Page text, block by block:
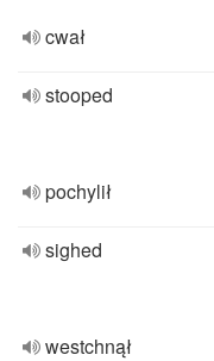
cwał
stooped
pochylił
sighed
westchnął